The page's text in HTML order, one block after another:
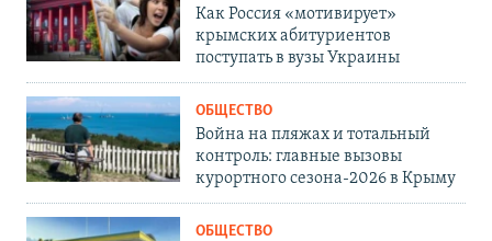
Как Россия «мотивирует»
крымских абитуриентов
поступать в вузы Украины
ОБЩЕСТВО
Война на пляжах и тотальный
контроль: главные вызовы
курортного сезона-2026 в Крыму
ОБЩЕСТВО